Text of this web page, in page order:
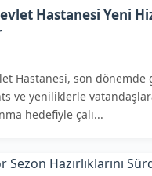
Hastanesi Yeni
Hastanesi, son
ve yeniliklerle
hedefiyle çalı...